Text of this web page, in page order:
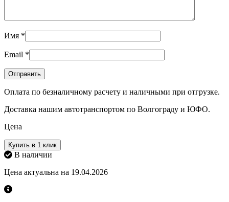
Имя *
Email *
Оплата по безналичному расчету и наличными при отгрузке.
Доставка нашим автотранспортом по Волгограду и ЮФО.
Цена
Купить в 1 клик
В наличии
Цена актуальна на 19.04.2026